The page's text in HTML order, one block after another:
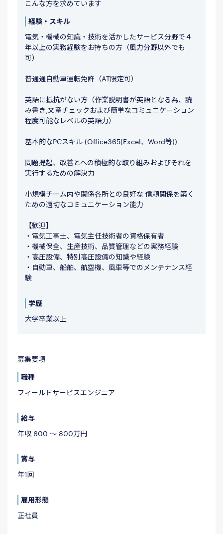
こんな方を求めています
経験・スキル
電気・機械の知識・技術を活かしたサービス分野で４
年以上の実務経験をお持ちの方（風力分野以外でも
可）
普通通自動車運転免許（AT限定可）
英語に抵抗がない方（作業説明書が英語となる為、読
み書き,文章チェックおよび簡単なコミュニケーション
程度可能なレベルの英語力）
基本的なPCスキル (Office365(Excel、Word等))
問題提起、改善とへの積極的な取り組みおよびそれを
実行するための解決力
小規模チーム内や関係各所との良好な 信頼関係を築く
ための適切なコミュニケーション能力
【歓迎】
・電気工事士、電気主任技術者の資格保有者
・機械保全、生産技術、品質管理などの実務経験
・高圧設備、特別高圧設備の知識や経験
・自動車、船舶、航空機、風車等でのメンテナンス経
験
学歴
大学卒業以上
募集要項
職種
フィールドサービスエンジニア
給与
年収 600 〜 800万円
賞与
年1回
雇用形態
正社員